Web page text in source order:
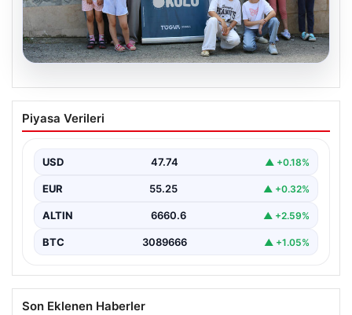
06.08.2026
TÜGVA’dan çocuklar için meydan
şenlikleri
Piyasa Verileri
USD 47.74 ▲ +0.18%
EUR 55.25 ▲ +0.32%
ALTIN 6660.6 ▲ +2.59%
BTC 3089666 ▲ +1.05%
Son Eklenen Haberler